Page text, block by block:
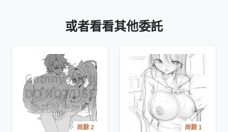
或者看看其他委託
尚餘 2 尚餘 1